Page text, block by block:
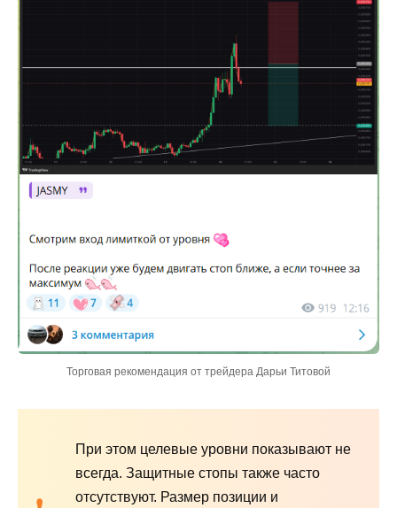
Торговая рекомендация от трейдера Дарьи Титовой
При этом целевые уровни показывают не
всегда. Защитные стопы также часто
отсутствуют. Размер позиции и